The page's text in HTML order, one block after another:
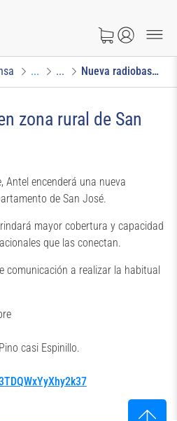
... ... Nueva radiobase en zona rural de San José
zona rural de San
Antel encenderá una nueva
de San José.
mayor cobertura y capacidad
que las conectan.
comunicación a realizar la habitual
casi Espinillo.